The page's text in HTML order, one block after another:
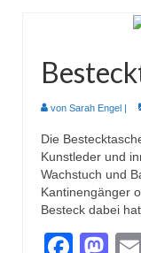
von Sarah Engel |
Die
Kunstleder und
Wachstuch und
Kantinengänger
Besteck dabei hat.